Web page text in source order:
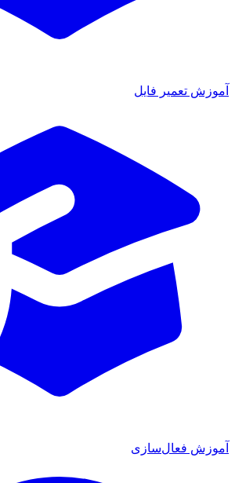
آموزش تعمیر فایل
آموزش فعال‌سازی